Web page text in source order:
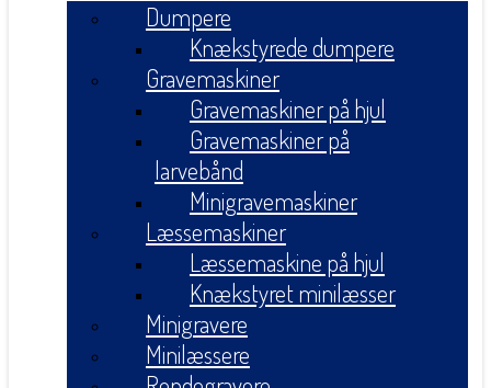
Dumpere
Knækstyrede dumpere
Gravemaskiner
Gravemaskiner på hjul
Gravemaskiner på
larvebånd
Minigravemaskiner
Læssemaskiner
Læssemaskine på hjul
Knækstyret minilæsser
Minigravere
Minilæssere